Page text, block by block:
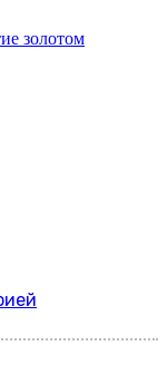
золотом